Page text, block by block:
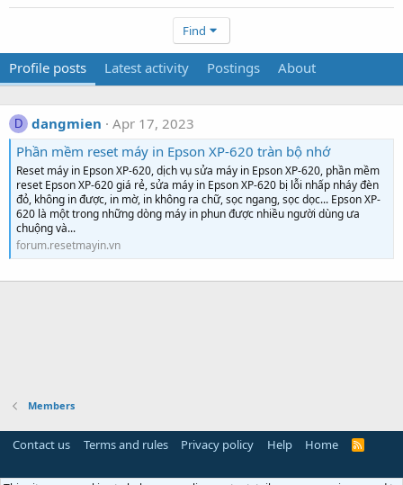
Find
Profile posts Latest activity Postings About
D dangmien
Apr 17, 2023
Phần mềm reset máy in Epson XP-620 tràn bộ nhớ
Reset máy in Epson XP-620, dịch vụ sửa máy in Epson XP-620, phần mềm
reset Epson XP-620 giá rẻ, sửa máy in Epson XP-620 bị lỗi nhấp nháy đèn
đỏ, không in được, in mờ, in không ra chữ, sọc ngang, sọc dọc... Epson XP-
620 là một trong những dòng máy in phun được nhiều người dùng ưa
chuộng và...
forum.resetmayin.vn
Members
Contact us Terms and rules Privacy policy Help Home
R